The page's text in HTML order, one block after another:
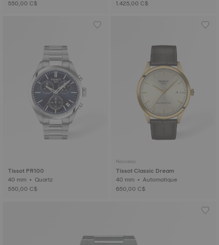
550,00 C$
n forgé
1.425,00 C$
Tissot PR100
40 mm • Quartz
550,00 C$
Nouveau
Tissot Classic Dream
40 mm • Automatique
650,00 C$